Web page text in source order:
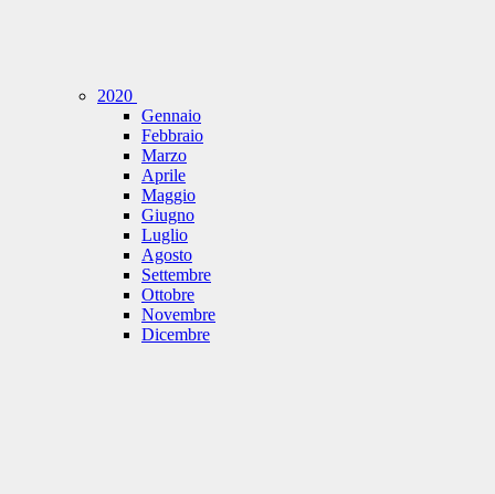
2020
Gennaio
Febbraio
Marzo
Aprile
Maggio
Giugno
Luglio
Agosto
Settembre
Ottobre
Novembre
Dicembre